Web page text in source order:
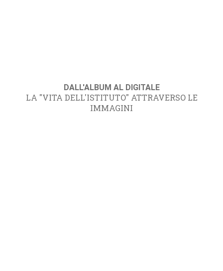
DALL'ALBUM AL DIGITALE
LA "VITA DELL'ISTITUTO" ATTRAVERSO LE
IMMAGINI